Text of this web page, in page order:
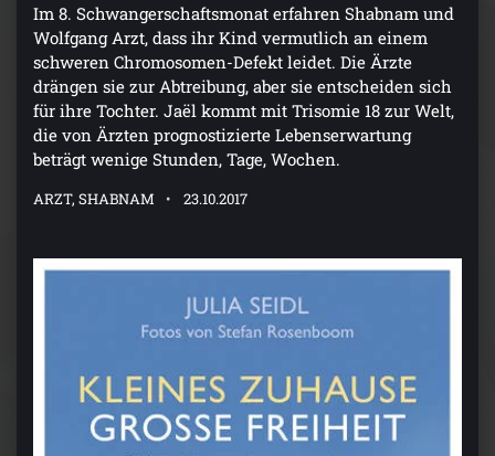
Im 8. Schwangerschaftsmonat erfahren Shabnam und
Wolfgang Arzt, dass ihr Kind vermutlich an einem
schweren Chromosomen-Defekt leidet. Die Ärzte
drängen sie zur Abtreibung, aber sie entscheiden sich
für ihre Tochter. Jaël kommt mit Trisomie 18 zur Welt,
die von Ärzten prognostizierte Lebenserwartung
beträgt wenige Stunden, Tage, Wochen.
ARZT, SHABNAM 23.10.2017